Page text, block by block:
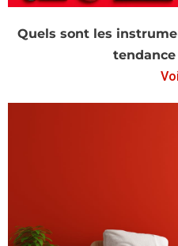
Quels sont les
tendance